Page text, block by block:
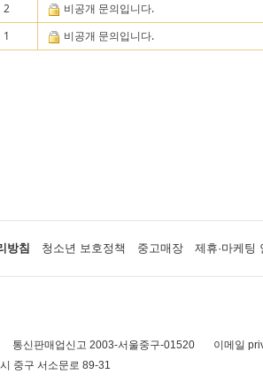
2
비공개 문의입니다.
1
비공개 문의입니다.
방침 청소년 보호정책 중고매장 제휴·마케팅
통신판매업신고 2003-서울중구-01520
이메일
중구 서소문로 89-31